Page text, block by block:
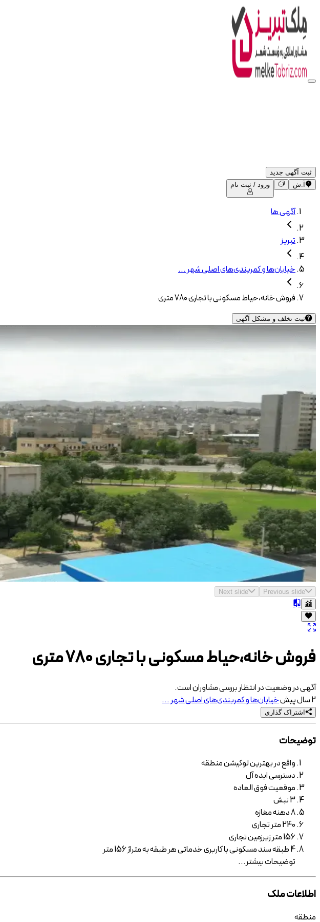
ثبت آگهی جدید
آ.ش
ورود / ثبت نام
آگهی ها
تبریز
خیابان‌ها و کمربندی‌های اصلی شهر ...
فروش خانه،حیاط مسکونی با تجاری 780 متری
ثبت تخلف و مشکل آگهی
Previous slide
Next slide
فروش خانه،حیاط مسکونی با تجاری 780 متری
آگهی در وضعیت در انتظار بررسی مشاوران است.
2 سال پیش
خیابان‌ها و کمربندی‌های اصلی شهر ...
اشتراک گذاری
توضیحات
واقع در بهترین لوکیشن منطقه
دسترسی ایده آل
موقعیت فوق العاده
3 نبش
8 دهنه مغازه
240 متر تجاری
156 متر زیرزمین تجاری
4 طبقه سند مسکونی با کاربری خدماتی هر طبقه به متراژ 156 متر
توضیحاتبیشتر...
اطلاعات ملک
منطقه